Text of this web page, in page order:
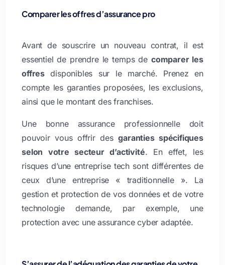
Comparer les offres d’assurance pro
Avant de souscrire un nouveau contrat, il est
essentiel de prendre le temps decomparer les
offresdisponibles sur le marché. Prenez en
compte les garanties proposées, les exclusions,
ainsi que le montant des franchises.
Une bonne assurance professionnelle doit
pouvoir vous offrir desgaranties spécifiques
selon votre secteur d’activité. En effet, les
risques d’une entreprise tech sont différentes de
ceux d’une entreprise « traditionnelle ». La
gestion et protection de vos données et de votre
technologie demande, par exemple, une
protection avec une assurance cyber adaptée.